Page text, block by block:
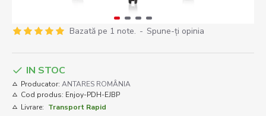
Bazată pe 1 note. - Spune-ţi opinia
IN STOC
Producator: ANTARES ROMÂNIA
Cod produs: Enjoy-PDH-EJBP
Livrare: Transport Rapid